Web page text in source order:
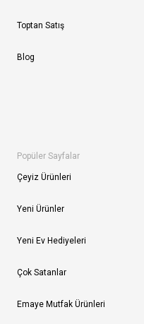
Toptan Satış
Blog
Popüler Sayfalar
Çeyiz Ürünleri
Yeni Ürünler
Yeni Ev Hediyeleri
Çok Satanlar
Emaye Mutfak Ürünleri